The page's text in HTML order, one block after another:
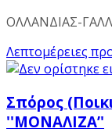
ΟΛΛΑΝΔΙΑΣ-
Λεπτομέρειες
Σπόρος
''MONAΛΙΖΑ’'